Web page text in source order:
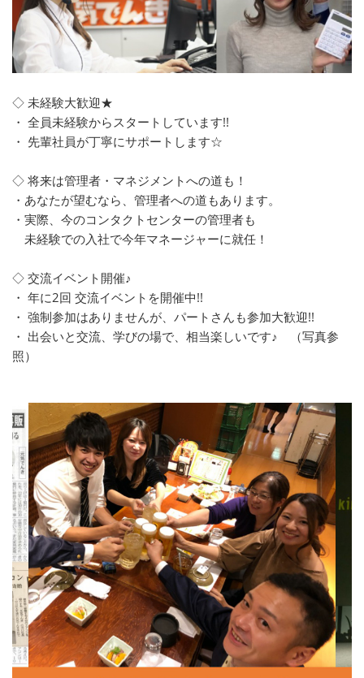
◇ 未経験大歓迎★
・ 全員未経験からスタートしています!!
・ 先輩社員が丁寧にサポートします☆
◇ 将来は管理者・マネジメントへの道も！
・あなたが望むなら、管理者への道もあります。
・実際、今のコンタクトセンターの管理者も
未経験での入社で今年マネージャーに就任！
◇ 交流イベント開催♪
・ 年に2回 交流イベントを開催中!!
・ 強制参加はありませんが、パートさんも参加大歓迎!!
・ 出会いと交流、学びの場で、相当楽しいです♪ （写真参
照）